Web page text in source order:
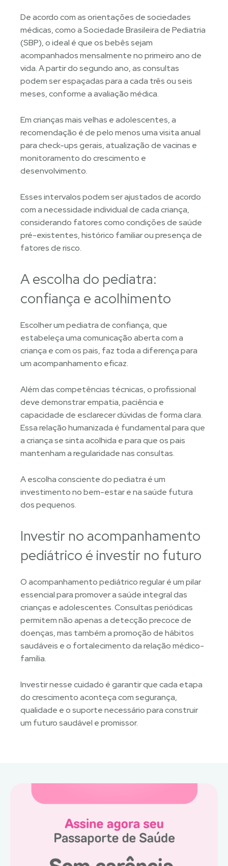
De acordo com as orientações de sociedades
médicas, como a Sociedade Brasileira de Pediatria
(SBP), o ideal é que os bebês sejam
acompanhados mensalmente no primeiro ano de
vida. A partir do segundo ano, as consultas
podem ser espaçadas para a cada três ou seis
meses, conforme a avaliação médica.
Em crianças mais velhas e adolescentes, a
recomendação é de pelo menos uma visita anual
para check-ups gerais, atualização de vacinas e
monitoramento do crescimento e
desenvolvimento.
Esses intervalos podem ser ajustados de acordo
com a necessidade individual de cada criança,
considerando fatores como condições de saúde
pré-existentes, histórico familiar ou presença de
fatores de risco.
A escolha do pediatra:
confiança e acolhimento
Escolher um pediatra de confiança, que
estabeleça uma comunicação aberta com a
criança e com os pais, faz toda a diferença para
um acompanhamento eficaz.
Além das competências técnicas, o profissional
deve demonstrar empatia, paciência e
capacidade de esclarecer dúvidas de forma clara.
Essa relação humanizada é fundamental para que
a criança se sinta acolhida e para que os pais
mantenham a regularidade nas consultas.
A escolha consciente do pediatra é um
investimento no bem-estar e na saúde futura
dos pequenos.
Investir no acompanhamento
pediátrico é investir no futuro
O acompanhamento pediátrico regular é um pilar
essencial para promover a saúde integral das
crianças e adolescentes. Consultas periódicas
permitem não apenas a detecção precoce de
doenças, mas também a promoção de hábitos
saudáveis e o fortalecimento da relação médico-
família.
Investir nesse cuidado é garantir que cada etapa
do crescimento aconteça com segurança,
qualidade e o suporte necessário para construir
um futuro saudável e promissor.